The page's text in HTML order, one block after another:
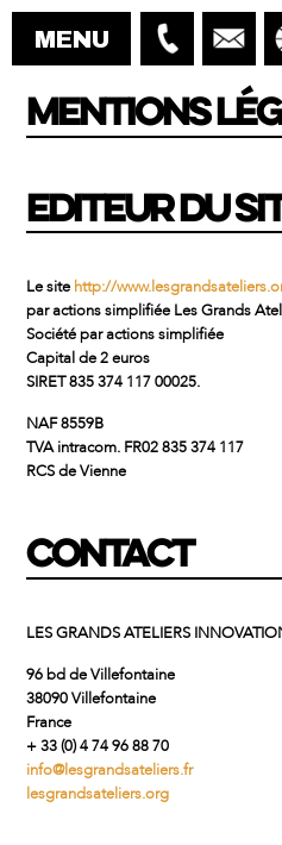
MENTIONS
EDITEUR DU
Le site http://
par actions simplifiée Les Grands
Société par actions simplifiée
Capital de 2 euros
SIRET 835 374 117 00025.
NAF 8559B
TVA intracom. FR02 835 374 117
RCS de Vienne
CONTACT
LES GRANDS ATELIERS
96 bd de Villefontaine
38090 Villefontaine
France
+ 33 (0) 4 74 96 88 70
info@lesgrandsateliers.fr
lesgrandsateliers.org